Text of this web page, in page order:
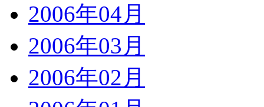
2006年04月
2006年03月
2006年02月